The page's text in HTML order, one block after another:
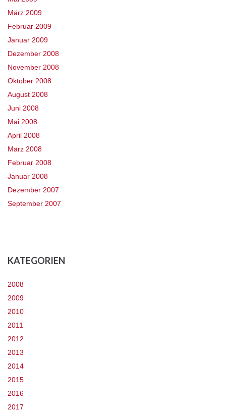
März 2009
Februar 2009
Januar 2009
Dezember 2008
November 2008
Oktober 2008
August 2008
Juni 2008
Mai 2008
April 2008
März 2008
Februar 2008
Januar 2008
Dezember 2007
September 2007
KATEGORIEN
2008
2009
2010
2011
2012
2013
2014
2015
2016
2017